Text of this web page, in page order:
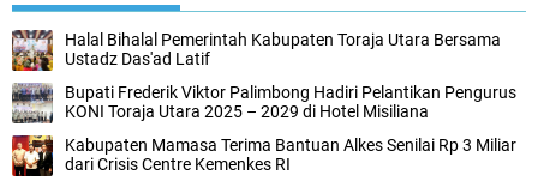
Halal Bihalal Pemerintah Kabupaten Toraja Utara Bersama
Ustadz Das'ad Latif
Bupati Frederik Viktor Palimbong Hadiri Pelantikan Pengurus
KONI Toraja Utara 2025 – 2029 di Hotel Misiliana
Kabupaten Mamasa Terima Bantuan Alkes Senilai Rp 3 Miliar
dari Crisis Centre Kemenkes RI